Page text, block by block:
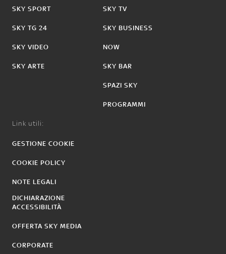
SKY SPORT
SKY TG 24
SKY VIDEO
SKY ARTE
SKY TV
SKY BUSINESS
NOW
SKY BAR
SPAZI SKY
PROGRAMMI
Link utili:
GESTIONE COOKIE
COOKIE POLICY
NOTE LEGALI
DICHIARAZIONE
ACCESSIBILITÀ
OFFERTA SKY MEDIA
CORPORATE